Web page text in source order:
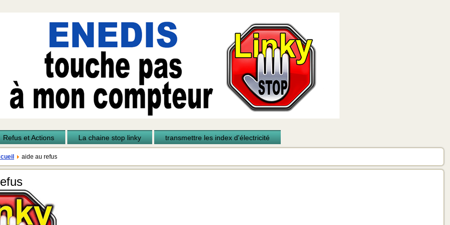
Refus et Actions La chaine stop linky transmettre les index d'électricité
aide au refus